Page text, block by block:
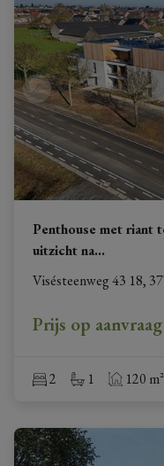
Penthouse met riant
uitzicht na...
Visésteenweg 43 18,
Prijs op aanvraag
2 1 120 m²